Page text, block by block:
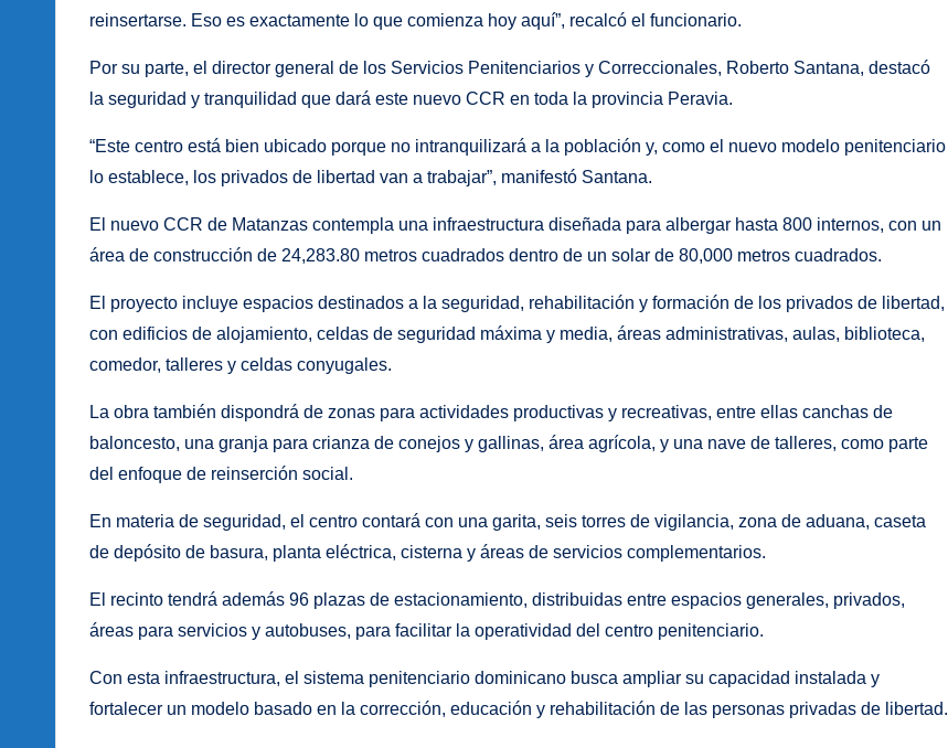
reinsertarse. Eso es exactamente lo que comienza hoy aquí”, recalcó el funcionario.
Por su parte, el director general de los Servicios Penitenciarios y Correccionales, Roberto Santana, destacó
la seguridad y tranquilidad que dará este nuevo CCR en toda la provincia Peravia.
“Este centro está bien ubicado porque no intranquilizará a la población y, como el nuevo modelo penitenciario
lo establece, los privados de libertad van a trabajar”, manifestó Santana.
El nuevo CCR de Matanzas contempla una infraestructura diseñada para albergar hasta 800 internos, con un
área de construcción de 24,283.80 metros cuadrados dentro de un solar de 80,000 metros cuadrados.
El proyecto incluye espacios destinados a la seguridad, rehabilitación y formación de los privados de libertad,
con edificios de alojamiento, celdas de seguridad máxima y media, áreas administrativas, aulas, biblioteca,
comedor, talleres y celdas conyugales.
La obra también dispondrá de zonas para actividades productivas y recreativas, entre ellas canchas de
baloncesto, una granja para crianza de conejos y gallinas, área agrícola, y una nave de talleres, como parte
del enfoque de reinserción social.
En materia de seguridad, el centro contará con una garita, seis torres de vigilancia, zona de aduana, caseta
de depósito de basura, planta eléctrica, cisterna y áreas de servicios complementarios.
El recinto tendrá además 96 plazas de estacionamiento, distribuidas entre espacios generales, privados,
áreas para servicios y autobuses, para facilitar la operatividad del centro penitenciario.
Con esta infraestructura, el sistema penitenciario dominicano busca ampliar su capacidad instalada y
fortalecer un modelo basado en la corrección, educación y rehabilitación de las personas privadas de libertad.